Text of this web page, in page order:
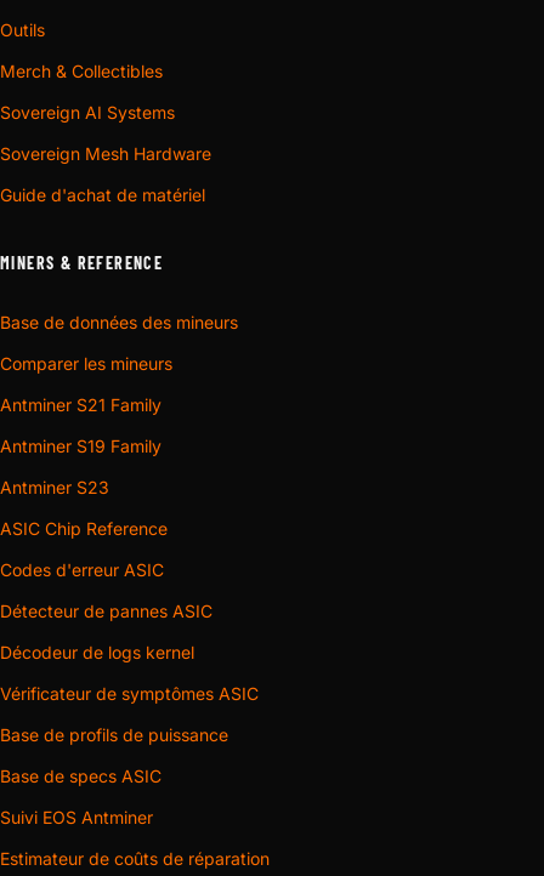
Outils
Merch & Collectibles
Sovereign AI Systems
Sovereign Mesh Hardware
Guide d'achat de matériel
MINERS & REFERENCE
Base de données des mineurs
Comparer les mineurs
Antminer S21 Family
Antminer S19 Family
Antminer S23
ASIC Chip Reference
Codes d'erreur ASIC
Détecteur de pannes ASIC
Décodeur de logs kernel
Vérificateur de symptômes ASIC
Base de profils de puissance
Base de specs ASIC
Suivi EOS Antminer
Estimateur de coûts de réparation